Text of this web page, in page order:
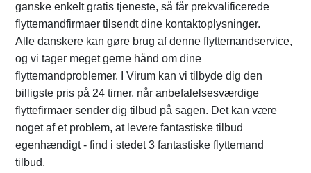
ganske enkelt gratis tjeneste, så får prekvalificerede
flyttemandfirmaer tilsendt dine kontaktoplysninger.
Alle danskere kan gøre brug af denne flyttemandservice,
og vi tager meget gerne hånd om dine
flyttemandproblemer. I Virum kan vi tilbyde dig den
billigste pris på 24 timer, når anbefalelsesværdige
flyttefirmaer sender dig tilbud på sagen. Det kan være
noget af et problem, at levere fantastiske tilbud
egenhændigt - find i stedet 3 fantastiske flyttemand
tilbud.